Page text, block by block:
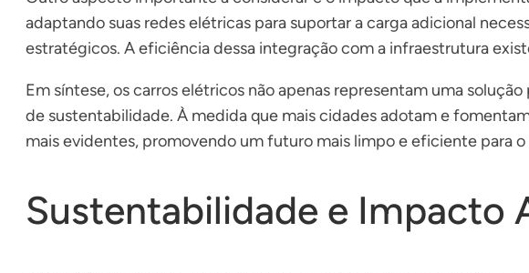
adaptando suas redes elétricas para suportar a carga adicional
estratégicos. A eficiência dessa integração com a infraestrutura
Em síntese, os carros elétricos não apenas representam uma
de sustentabilidade. À medida que mais cidades adotam e
mais evidentes, promovendo um futuro mais limpo e eficiente para o
Sustentabilidade e Impacto